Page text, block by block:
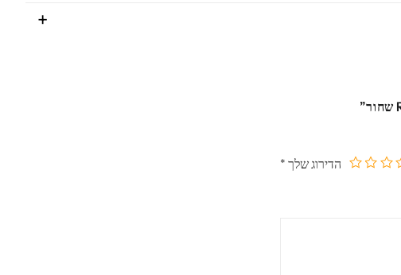
הדירוג שלך *